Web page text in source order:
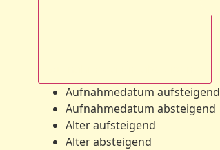
Aufnahmedatum aufsteigend
Aufnahmedatum absteigend
Alter aufsteigend
Alter absteigend